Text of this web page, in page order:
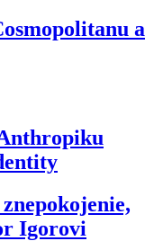
a
Igorovi